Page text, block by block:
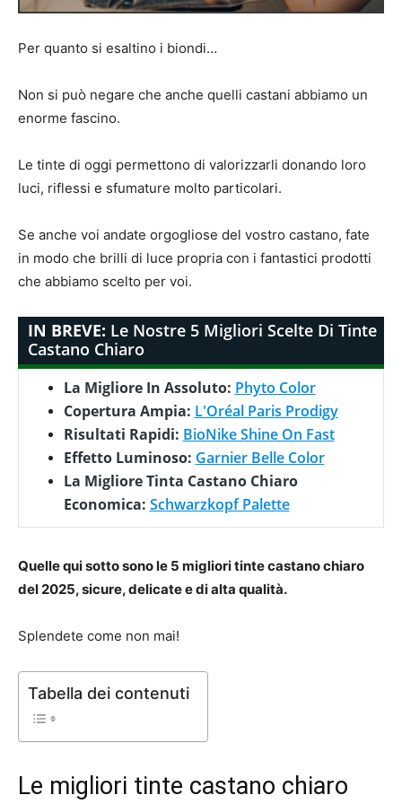
Per quanto si esaltino i biondi…
Non si può negare che anche quelli castani abbiamo un
enorme fascino.
Le tinte di oggi permettono di valorizzarli donando loro
luci, riflessi e sfumature molto particolari.
Se anche voi andate orgogliose del vostro castano, fate
in modo che brilli di luce propria con i fantastici prodotti
che abbiamo scelto per voi.
IN BREVE: Le Nostre 5 Migliori Scelte Di Tinte
Castano Chiaro
La Migliore In Assoluto: Phyto Color
Copertura Ampia: L'Oréal Paris Prodigy
Risultati Rapidi: BioNike Shine On Fast
Effetto Luminoso: Garnier Belle Color
La Migliore Tinta Castano Chiaro
Economica: Schwarzkopf Palette
Quelle qui sotto sono le 5 migliori tinte castano chiaro
del 2025, sicure, delicate e di alta qualità.
Splendete come non mai!
Tabella dei contenuti
Le migliori tinte castano chiaro